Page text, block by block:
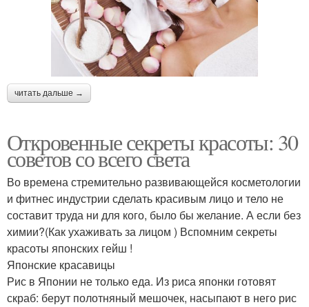
читать дальше →
Откровенные секреты красоты: 30
советов со всего света
Во времена стремительно развивающейся косметологии
и фитнес индустрии сделать красивым лицо и тело не
составит труда ни для кого, было бы желание. А если без
химии?(Как ухаживать за лицом ) Вспомним секреты
красоты японских гейш !
Японские красавицы
Рис в Японии не только еда. Из риса японки готовят
скраб: берут полотняный мешочек, насыпают в него рис